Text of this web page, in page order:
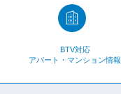
BTV対応
アパート・マンション情報